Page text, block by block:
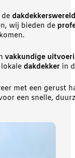
dakdekkerswereld
wij bieden de
vakkundige
dakdekker in
met een
een snelle,